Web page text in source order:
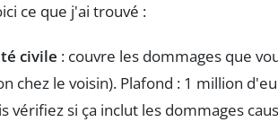
ce que j'ai trouvé :
civile : couvre les dommages que
chez le voisin). Plafond : 1 million
vérifiez si ça inclut les dommages